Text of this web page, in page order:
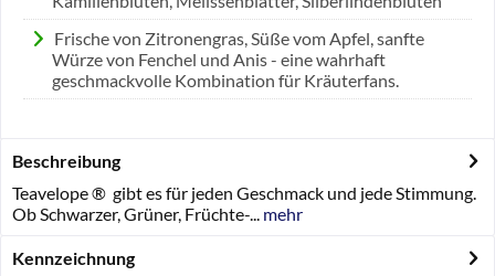
Frische von Zitronengras, Süße vom Apfel, sanfte
Würze von Fenchel und Anis - eine wahrhaft
geschmackvolle Kombination für Kräuterfans.
Beschreibung
Teavelope ® gibt es für jeden Geschmack und jede Stimmung.
Ob Schwarzer, Grüner, Früchte-... mehr
Kennzeichnung